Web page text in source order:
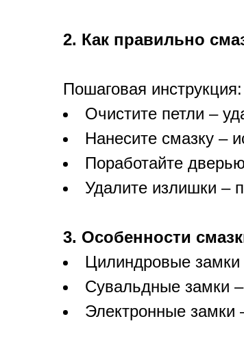
2. Как правильно
Пошаговая инструкция:
Очистите петли –
Нанесите смазку –
Поработайте
Удалите излишки –
3. Особенности
Цилиндровые замки
Сувальдные замки
Электронные замки